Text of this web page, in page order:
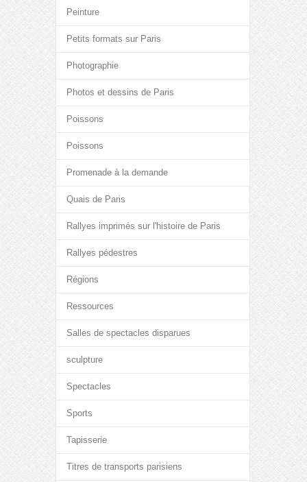
Peinture
Petits formats sur Paris
Photographie
Photos et dessins de Paris
Poissons
Poissons
Promenade à la demande
Quais de Paris
Rallyes imprimés sur l'histoire de Paris
Rallyes pédestres
Régions
Ressources
Salles de spectacles disparues
sculpture
Spectacles
Sports
Tapisserie
Titres de transports parisiens